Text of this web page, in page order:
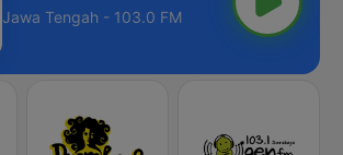
Jawa Tengah - 103.0 FM